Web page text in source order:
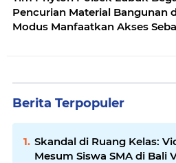
Pencurian Material Bangunan
Modus Manfaatkan Akses
Berita Terpopuler
Skandal di Ruang Kelas:
Mesum Siswa SMA di Bali